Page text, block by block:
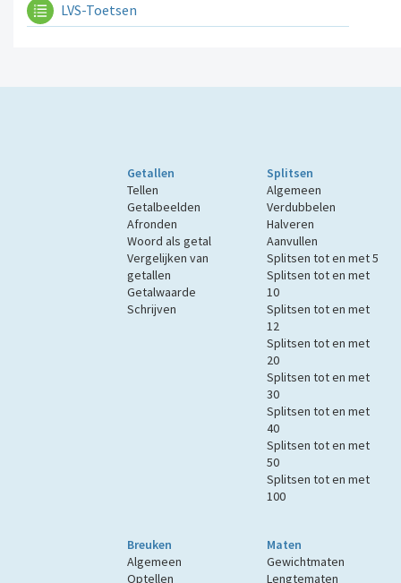
LVS-Toetsen
Getallen
Tellen
Getalbeelden
Afronden
Woord als getal
Vergelijken van
getallen
Getalwaarde
Schrijven
Splitsen
Algemeen
Verdubbelen
Halveren
Aanvullen
Splitsen tot en met 5
Splitsen tot en met
10
Splitsen tot en met
12
Splitsen tot en met
20
Splitsen tot en met
30
Splitsen tot en met
40
Splitsen tot en met
50
Splitsen tot en met
100
Breuken
Algemeen
Optellen
Maten
Gewichtmaten
Lengtematen